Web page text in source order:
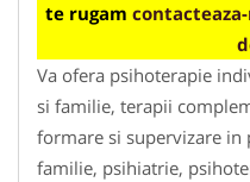
te rugam
Va ofera psihoterapie
si familie, terapii
formare si supervizare in
familie, psihiatrie,